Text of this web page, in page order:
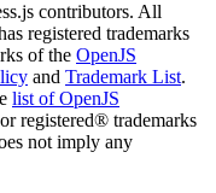
contributors. All
registered trademarks
of the OpenJS
and Trademark List.
list of OpenJS
registered® trademarks
not imply any